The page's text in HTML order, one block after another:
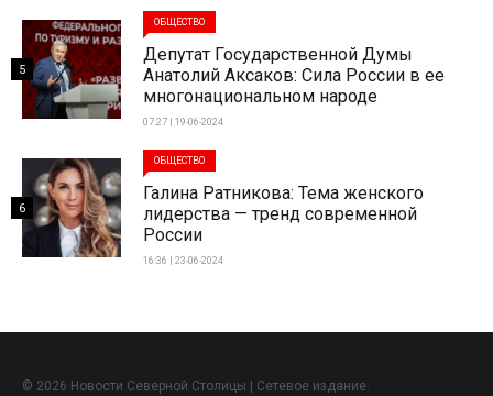
ОБЩЕСТВО
Депутат Государственной Думы
Анатолий Аксаков: Сила России в ее
многонациональном народе
07:27 | 19-06-2024
5
ОБЩЕСТВО
Галина Ратникова: Тема женского
лидерства — тренд современной
России
16:36 | 23-06-2024
6
© 2026 Новости Северной Столицы | Сетевое издание.